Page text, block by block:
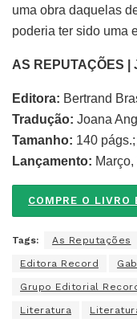
uma obra daquelas
poderia ter sido uma
AS REPUTAÇÕES
Editora: Bertrand
Tradução: Joana
Tamanho: 140 págs.;
Lançamento:
COMPRE O LIVRO
Tags: As Reputações
Editora Record
Grupo Editorial
Literatura